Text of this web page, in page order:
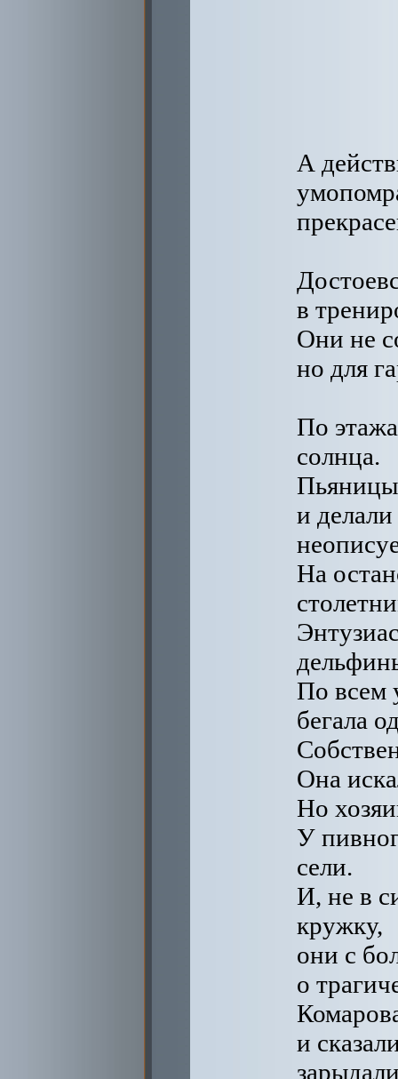
А
в
Они не
но для
По
солнца.
и
На
По всем
бегала
Она
Но
У
сели.
И, не в
кружку,
они с
о
и